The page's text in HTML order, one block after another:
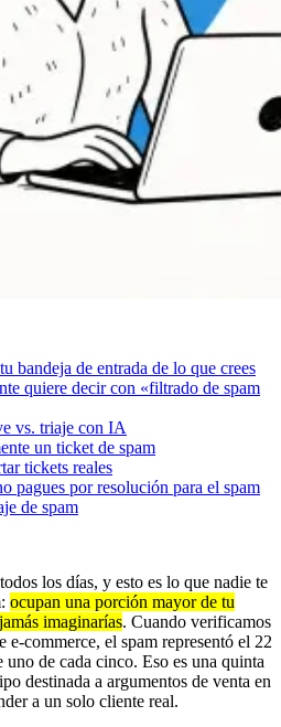
bandeja de entrada de lo que crees
quiere decir con «filtrado de spam
vs. triaje con IA
un ticket de spam
tickets reales
pagues por resolución para el spam
de spam
los días, y esto es lo que nadie te
ocupan una porción mayor de tu
imaginarías. Cuando verificamos
e-commerce, el spam representó el 22
de cada cinco. Eso es una quinta
destinada a argumentos de venta en
a un solo cliente real.